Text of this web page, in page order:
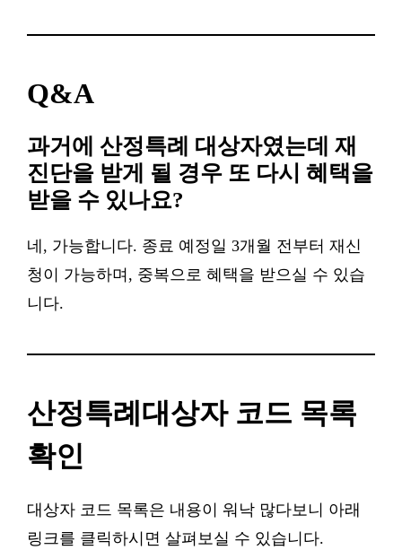
Q&A
과거에 산정특례 대상자였는데 재
진단을 받게 될 경우 또 다시 혜택을
받을 수 있나요?
네, 가능합니다. 종료 예정일 3개월 전부터 재신
청이 가능하며, 중복으로 혜택을 받으실 수 있습
니다.
산정특례대상자 코드 목록
확인
대상자 코드 목록은 내용이 워낙 많다보니 아래
링크를 클릭하시면 살펴보실 수 있습니다.